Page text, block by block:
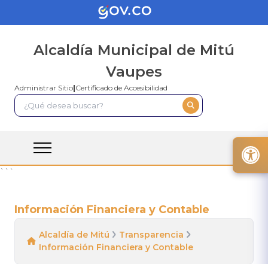
Alcaldía Municipal de Mitú
Vaupes
Administrar Sitio|Certificado de Accesibilidad
```
Información Financiera y Contable
Alcaldía de Mitú
Transparencia
Información Financiera y Contable